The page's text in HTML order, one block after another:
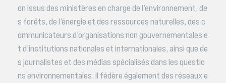
on issus des ministères en charge de l’environnement, de
s forêts, de l’énergie et des ressources naturelles, des c
ommunicateurs d’organisations non gouvernementales e
t d’institutions nationales et internationales, ainsi que de
s journalistes et des médias spécialisés dans les questio
ns environnementales. Il fédère également des réseaux e